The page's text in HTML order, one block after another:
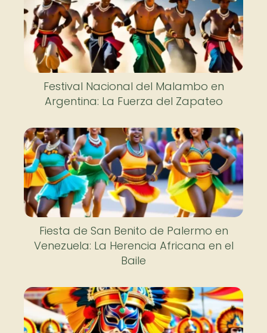
Festival Nacional del Malambo en
Argentina: La Fuerza del Zapateo
Fiesta de San Benito de Palermo en
Venezuela: La Herencia Africana en el
Baile